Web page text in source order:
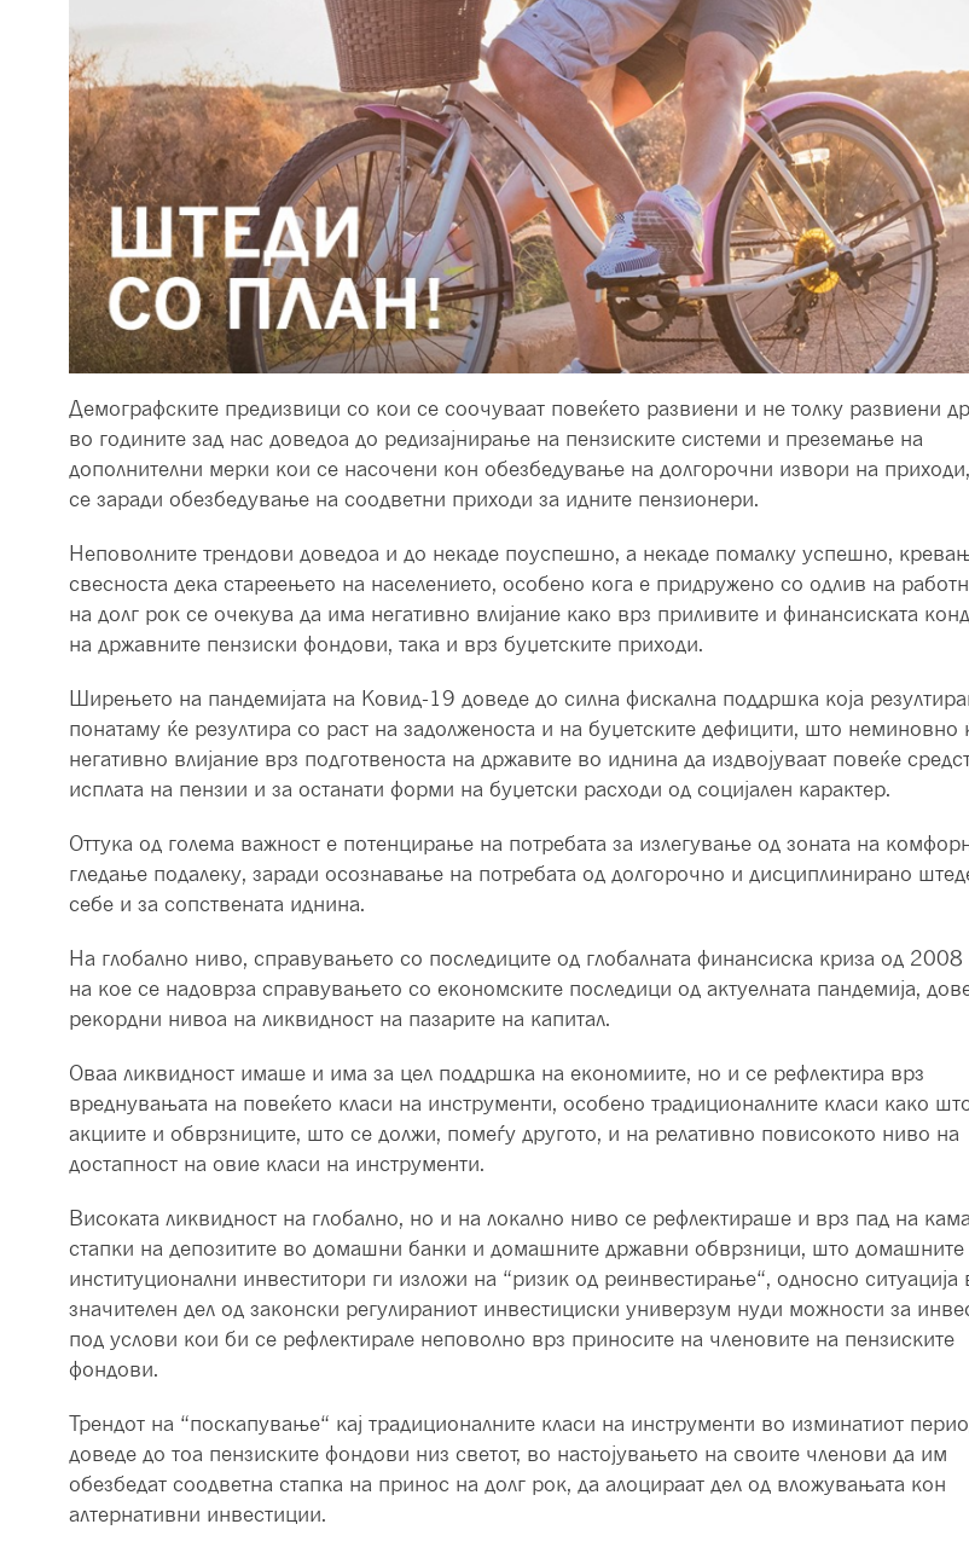
Демографските предизвици со кои се соочуваат повеќето развиени и не толку развиени
во годините зад нас доведоа до редизајнирање на пензиските системи и преземање на
дополнителни мерки кои се насочени кон обезбедување на долгорочни извори на
се заради обезбедување на соодветни приходи за идните пензионери.
Неповолните трендови доведоа и до некаде поуспешно, а некаде помалку успешно,
свесноста дека стареењето на населението, особено кога е придружено со одлив на
на долг рок се очекува да има негативно влијание како врз приливите и финансиската
на државните пензиски фондови, така и врз буџетските приходи.
Ширењето на пандемијата на Ковид-19 доведе до силна фискална поддршка која
понатаму ќе резултира со раст на задолженоста и на буџетските дефицити, што неминовно
негативно влијание врз подготвеноста на државите во иднина да издвојуваат повеќе
исплата на пензии и за останати форми на буџетски расходи од социјален карактер.
Оттука од голема важност е потенцирање на потребата за излегување од зоната на
гледање подалеку, заради осознавање на потребата од долгорочно и дисциплинирано
себе и за сопствената иднина.
На глобално ниво, справувањето со последиците од глобалната финансиска криза од 2008
на кое се надоврза справувањето со економските последици од актуелната пандемија,
рекордни нивоа на ликвидност на пазарите на капитал.
Оваа ликвидност имаше и има за цел поддршка на економиите, но и се рефлектира врз
вреднувањата на повеќето класи на инструменти, особено традиционалните класи како
акциите и обврзниците, што се должи, помеѓу другото, и на релативно повисокото ниво на
достапност на овие класи на инструменти.
Високата ликвидност на глобално, но и на локално ниво се рефлектираше и врз пад на
стапки на депозитите во домашни банки и домашните државни обврзници, што домашните
институционални инвеститори ги изложи на “ризик од реинвестирање“, односно ситуација
значителен дел од законски регулираниот инвестициски универзум нуди можности за
под услови кои би се рефлектирале неповолно врз приносите на членовите на пензиските
фондови.
Трендот на “поскапување“ кај традиционалните класи на инструменти во изминатиот
доведе до тоа пензиските фондови низ светот, во настојувањето на своите членови да им
обезбедат соодветна стапка на принос на долг рок, да алоцираат дел од вложувањата кон
алтернативни инвестиции.